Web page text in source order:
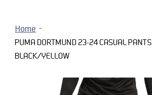
Home
PUMA DORTMUND 23-24 CASUAL PANTS
BLACK/YELLOW